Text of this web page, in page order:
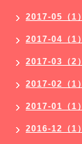
2017-05（1）
2017-04（1）
2017-03（2）
2017-02（1）
2017-01（1）
2016-12（1）